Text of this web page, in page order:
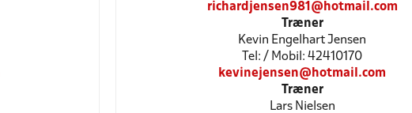
richardjensen981@hotmail.com
Træner
Kevin Engelhart Jensen
Tel: / Mobil: 42410170
kevinejensen@hotmail.com
Træner
Lars Nielsen